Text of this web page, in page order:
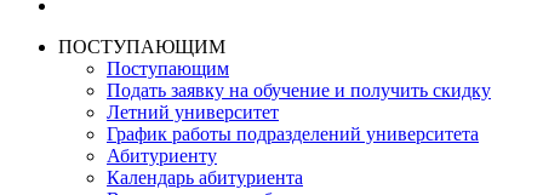
ПОСТУПАЮЩИМ
Поступающим
Подать заявку на обучение и получить скидку
Летний университет
График работы подразделений университета
Абитуриенту
Календарь абитуриента